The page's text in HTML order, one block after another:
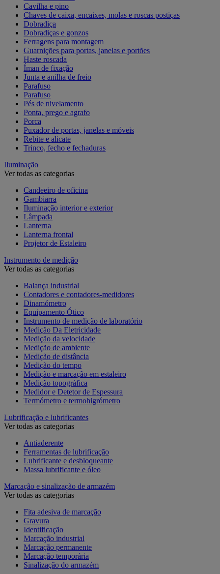
Cavilha e pino
Chaves de caixa, encaixes, molas e roscas postiças
Dobradiça
Dobradiças e gonzos
Ferragens para montagem
Guarnições para portas, janelas e portões
Haste roscada
Íman de fixação
Junta e anilha de freio
Parafuso
Parafuso
Pés de nivelamento
Ponta, prego e agrafo
Porca
Puxador de portas, janelas e móveis
Rebite e alicate
Trinco, fecho e fechaduras
Iluminação
Ver todas as categorias
Candeeiro de oficina
Gambiarra
Iluminação interior e exterior
Lâmpada
Lanterna
Lanterna frontal
Projetor de Estaleiro
Instrumento de medição
Ver todas as categorias
Balança industrial
Contadores e contadores-medidores
Dinamómetro
Equipamento Ótico
Instrumento de medição de laboratório
Medição Da Eletricidade
Medição da velocidade
Medição de ambiente
Medição de distância
Medição do tempo
Medição e marcação em estaleiro
Medição topográfica
Medidor e Detetor de Espessura
Termómetro e termohigrómetro
Lubrificação e lubrificantes
Ver todas as categorias
Antiaderente
Ferramentas de lubrificação
Lubrificante e desbloqueante
Massa lubrificante e óleo
Marcação e sinalização de armazém
Ver todas as categorias
Fita adesiva de marcação
Gravura
Identificação
Marcação industrial
Marcação permanente
Marcação temporária
Sinalização do armazém